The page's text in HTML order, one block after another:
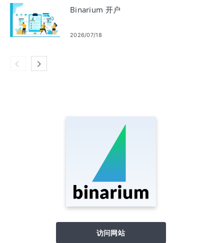
Binarium 开户
2026/07/18
访问网站